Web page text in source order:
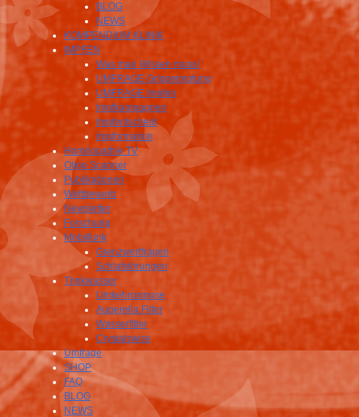
BLOG
NEWS
KOMPENDIUM KLINIK
IMPFEN
Was man Wissen muss!
UMFRAGE Grippeimpfung
UMFRAGE Impfen
Impfkampagnen
Impfentscheid
Impformation
Homöopathie TV
Oligo Scanner
Publikationen
Wettbewerb
Newsletter
Forschung
Mobilfunk
Grenzwertfragen
Schlafstörungen
Trinkwasser
Umkehrosmose
Auqerella Filter
Wasserfilter
Crystalswiss
Umfrage
SHOP
FAQ
BLOG
NEWS